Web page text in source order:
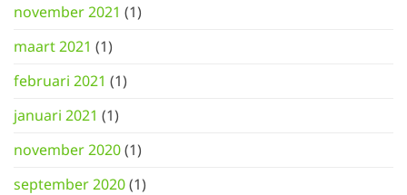
november 2021 (1)
maart 2021 (1)
februari 2021 (1)
januari 2021 (1)
november 2020(1)
september 2020(1)